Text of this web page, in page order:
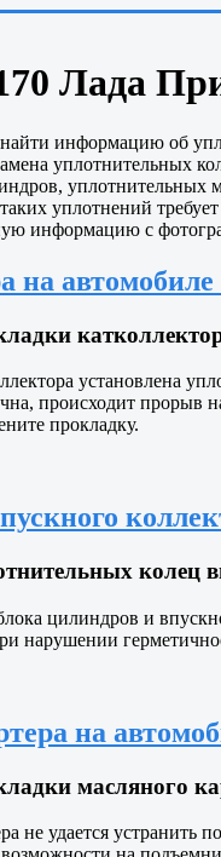
Лада
информацию об
уплотнительных
уплотнительных
уплотнений
информацию с
на
установлена
происходит
прокладку.
колец
цилиндров и
нарушении
на
масляного
не удается